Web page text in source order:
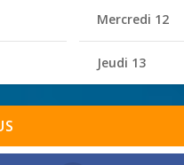
Mercredi 12
Jeudi 13